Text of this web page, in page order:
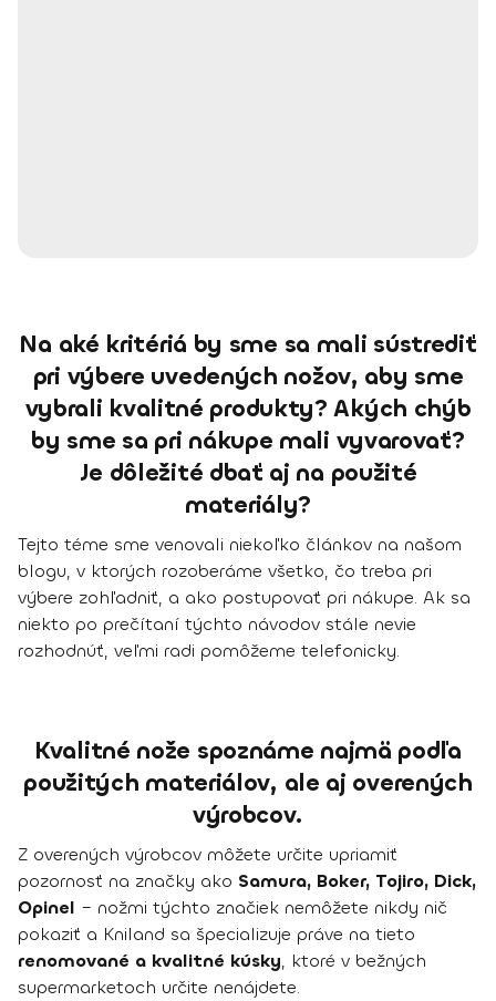
Na aké kritériá by sme sa mali sústrediť
pri výbere uvedených nožov, aby sme
vybrali kvalitné produkty? Akých chýb
by sme sa pri nákupe mali vyvarovať?
Je dôležité dbať aj na použité
materiály?
Tejto téme sme venovali niekoľko článkov na našom
blogu, v ktorých rozoberáme všetko, čo treba pri
výbere zohľadniť, a ako postupovať pri nákupe. Ak sa
niekto po prečítaní týchto návodov stále nevie
rozhodnúť, veľmi radi pomôžeme telefonicky.
Kvalitné nože spoznáme najmä podľa
použitých materiálov, ale aj overených
výrobcov.
Z overených výrobcov môžete určite upriamiť
pozornosť na značky ako Samura, Boker, Tojiro, Dick,
Opinel – nožmi týchto značiek nemôžete nikdy nič
pokaziť a Kniland sa špecializuje práve na tieto
renomované a kvalitné kúsky, ktoré v bežných
supermarketoch určite nenájdete.